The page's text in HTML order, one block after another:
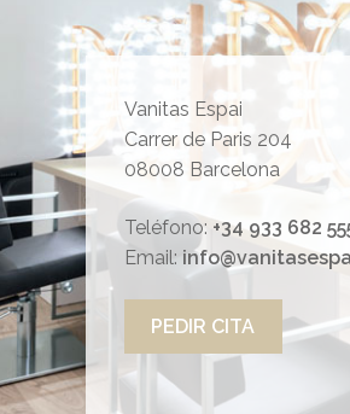
Vanitas Espai
Carrer de Paris 204
08008 Barcelona
Teléfono: +34 933 682
Email:
PEDIR CITA